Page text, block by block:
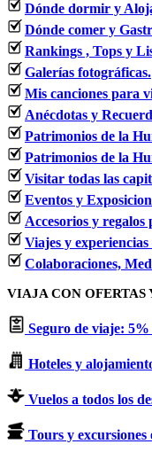
Dónde dormir y
Dónde comer y
Rankings , Tops y
Galerías fotográficas.
Mis canciones para
Anécdotas y
Patrimonios de la
Patrimonios de la
Visitar todas las
Eventos y
Accesorios y regalos
Viajes y
Colaboraciones,
VIAJA CON OFERTAS
Seguro de viaje: 5%
Hoteles y
Vuelos a todos los
Tours y excursiones